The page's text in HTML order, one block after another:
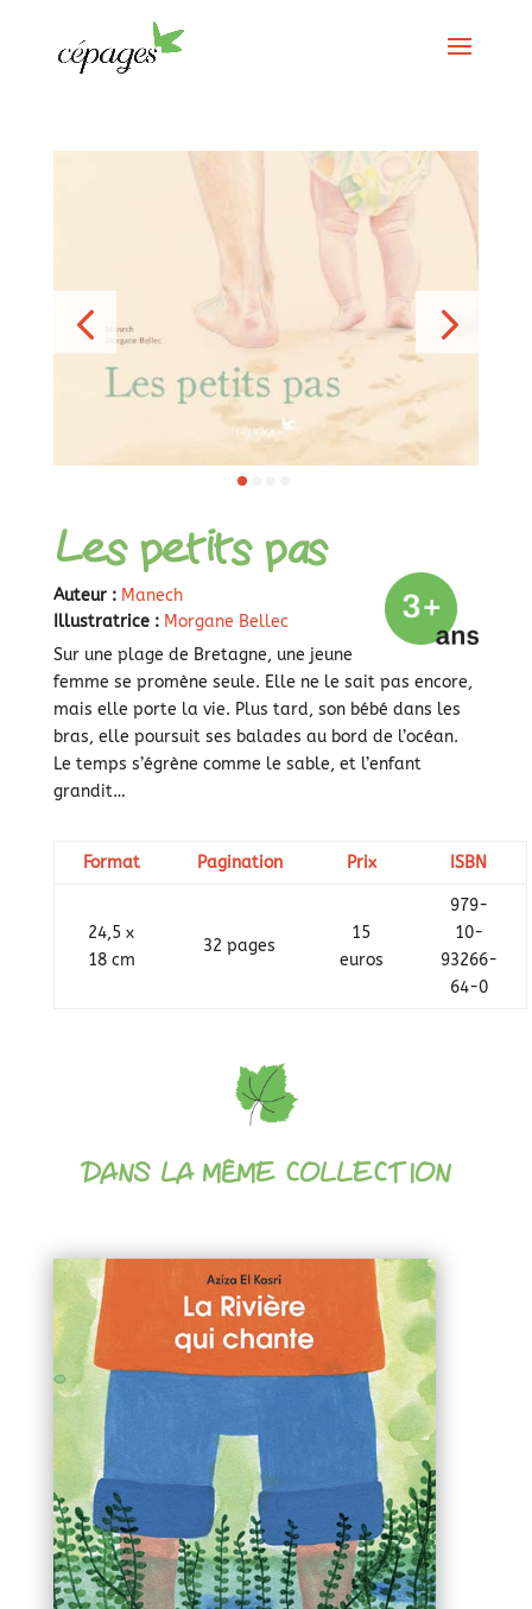
Les petits pas
Auteur : Manech
Illustratrice : Morgane Bellec
Sur une plage de Bretagne, une jeune
femme se promène seule. Elle ne le sait pas encore,
mais elle porte la vie. Plus tard, son bébé dans les
bras, elle poursuit ses balades au bord de l’océan.
Le temps s’égrène comme le sable, et l’enfant
grandit…
Format Pagination Prix ISBN
24,5 x
18 cm
32 pages
15
euros
979-
10-
93266-
64-0
DANS LA MÊME COLLECTION